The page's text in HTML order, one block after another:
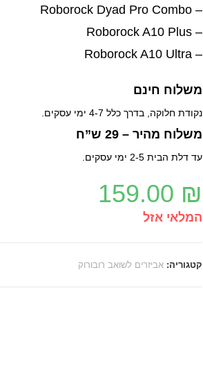
– Roborock Dyad Pro Combo
– Roborock A10 Plus
– Roborock A10 Ultra
משלוח חינם
נקודת חלוקה, בדרך כלל 4-7 ימי עסקים.
משלוח מהיר – 29 ש”ח
עד דלת הבית 2-5 ימי עסקים.
159.00 ₪
המלאי אזל
קטגוריה: אביזרים לשואב רובורוק